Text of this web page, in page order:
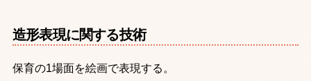
造形表現に関する技術
保育の1場面を絵画で表現する。